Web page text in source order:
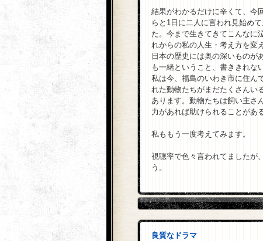
結果がわかるだけに辛くて、今
らと1日に二人に言われ見始め
た。今まで生きてきてこんなに
れからの私の人生・考え方を変
日本の歴史には奥の深いものが
も一緒ということ、書ききれな
私は今、福島のいわき市に住ん
れた動物たちがまだたくさんい
あります。動物たちは飼い主さ
力があれば助けられることがあ
私ももう一度考えてみます。
視聴率で色々言われてましたが
う。
良質なドラマ